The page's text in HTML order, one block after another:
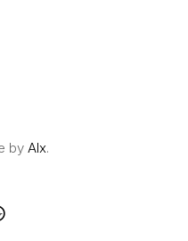
by Alx.